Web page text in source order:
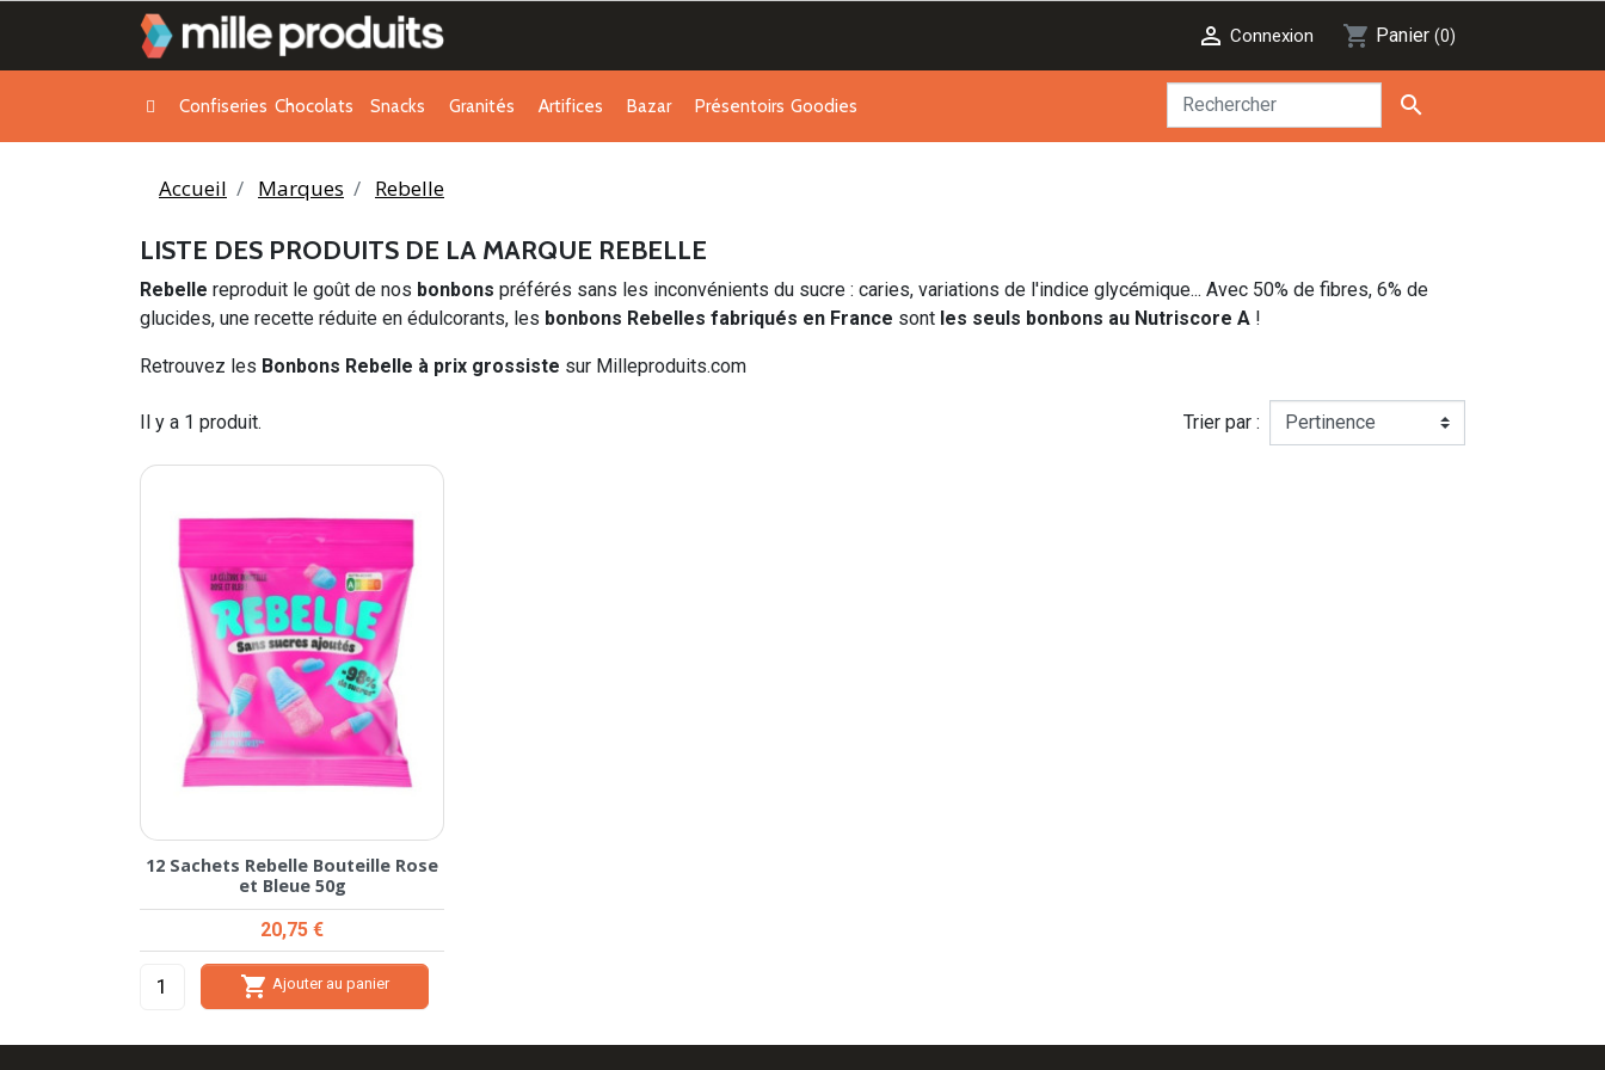
 Connexion shopping_cart Panier (0)
Confiseries Chocolats Snacks Granités Artifices Bazar Présentoirs Goodies 
Accueil Marques Rebelle
LISTE DES PRODUITS DE LA MARQUE REBELLE
Rebelle reproduit le goût de nos bonbons préférés sans les inconvénients du sucre : caries, variations de l'indice glycémique... Avec 50% de fibres, 6% de
glucides, une recette réduite en édulcorants, les bonbons Rebelles fabriqués en France sont les seuls bonbons au Nutriscore A !
Retrouvez les Bonbons Rebelle à prix grossiste sur Milleproduits.com
Il y a 1 produit. Trier par :
12 Sachets Rebelle Bouteille Rose
et Bleue 50g
Prix
20,75 €
 Ajouter au panier